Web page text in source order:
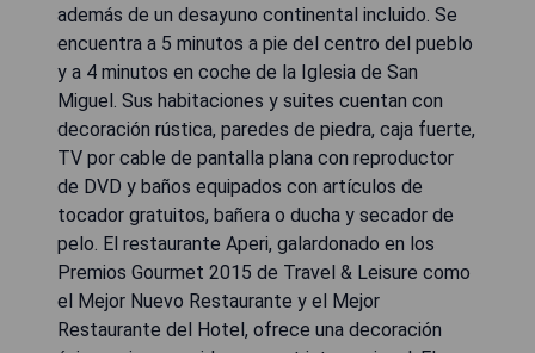
además de un desayuno continental incluido. Se
encuentra a 5 minutos a pie del centro del pueblo
y a 4 minutos en coche de la Iglesia de San
Miguel. Sus habitaciones y suites cuentan con
decoración rústica, paredes de piedra, caja fuerte,
TV por cable de pantalla plana con reproductor
de DVD y baños equipados con artículos de
tocador gratuitos, bañera o ducha y secador de
pelo. El restaurante Aperi, galardonado en los
Premios Gourmet 2015 de Travel & Leisure como
el Mejor Nuevo Restaurante y el Mejor
Restaurante del Hotel, ofrece una decoración